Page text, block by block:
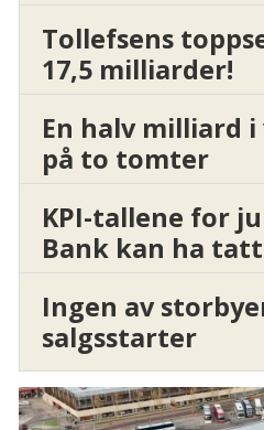
Tollefsens
17,5 milliarder!
En halv milliard
på to tomter
KPI-tallene for
Bank kan ha
Ingen av
salgsstarter